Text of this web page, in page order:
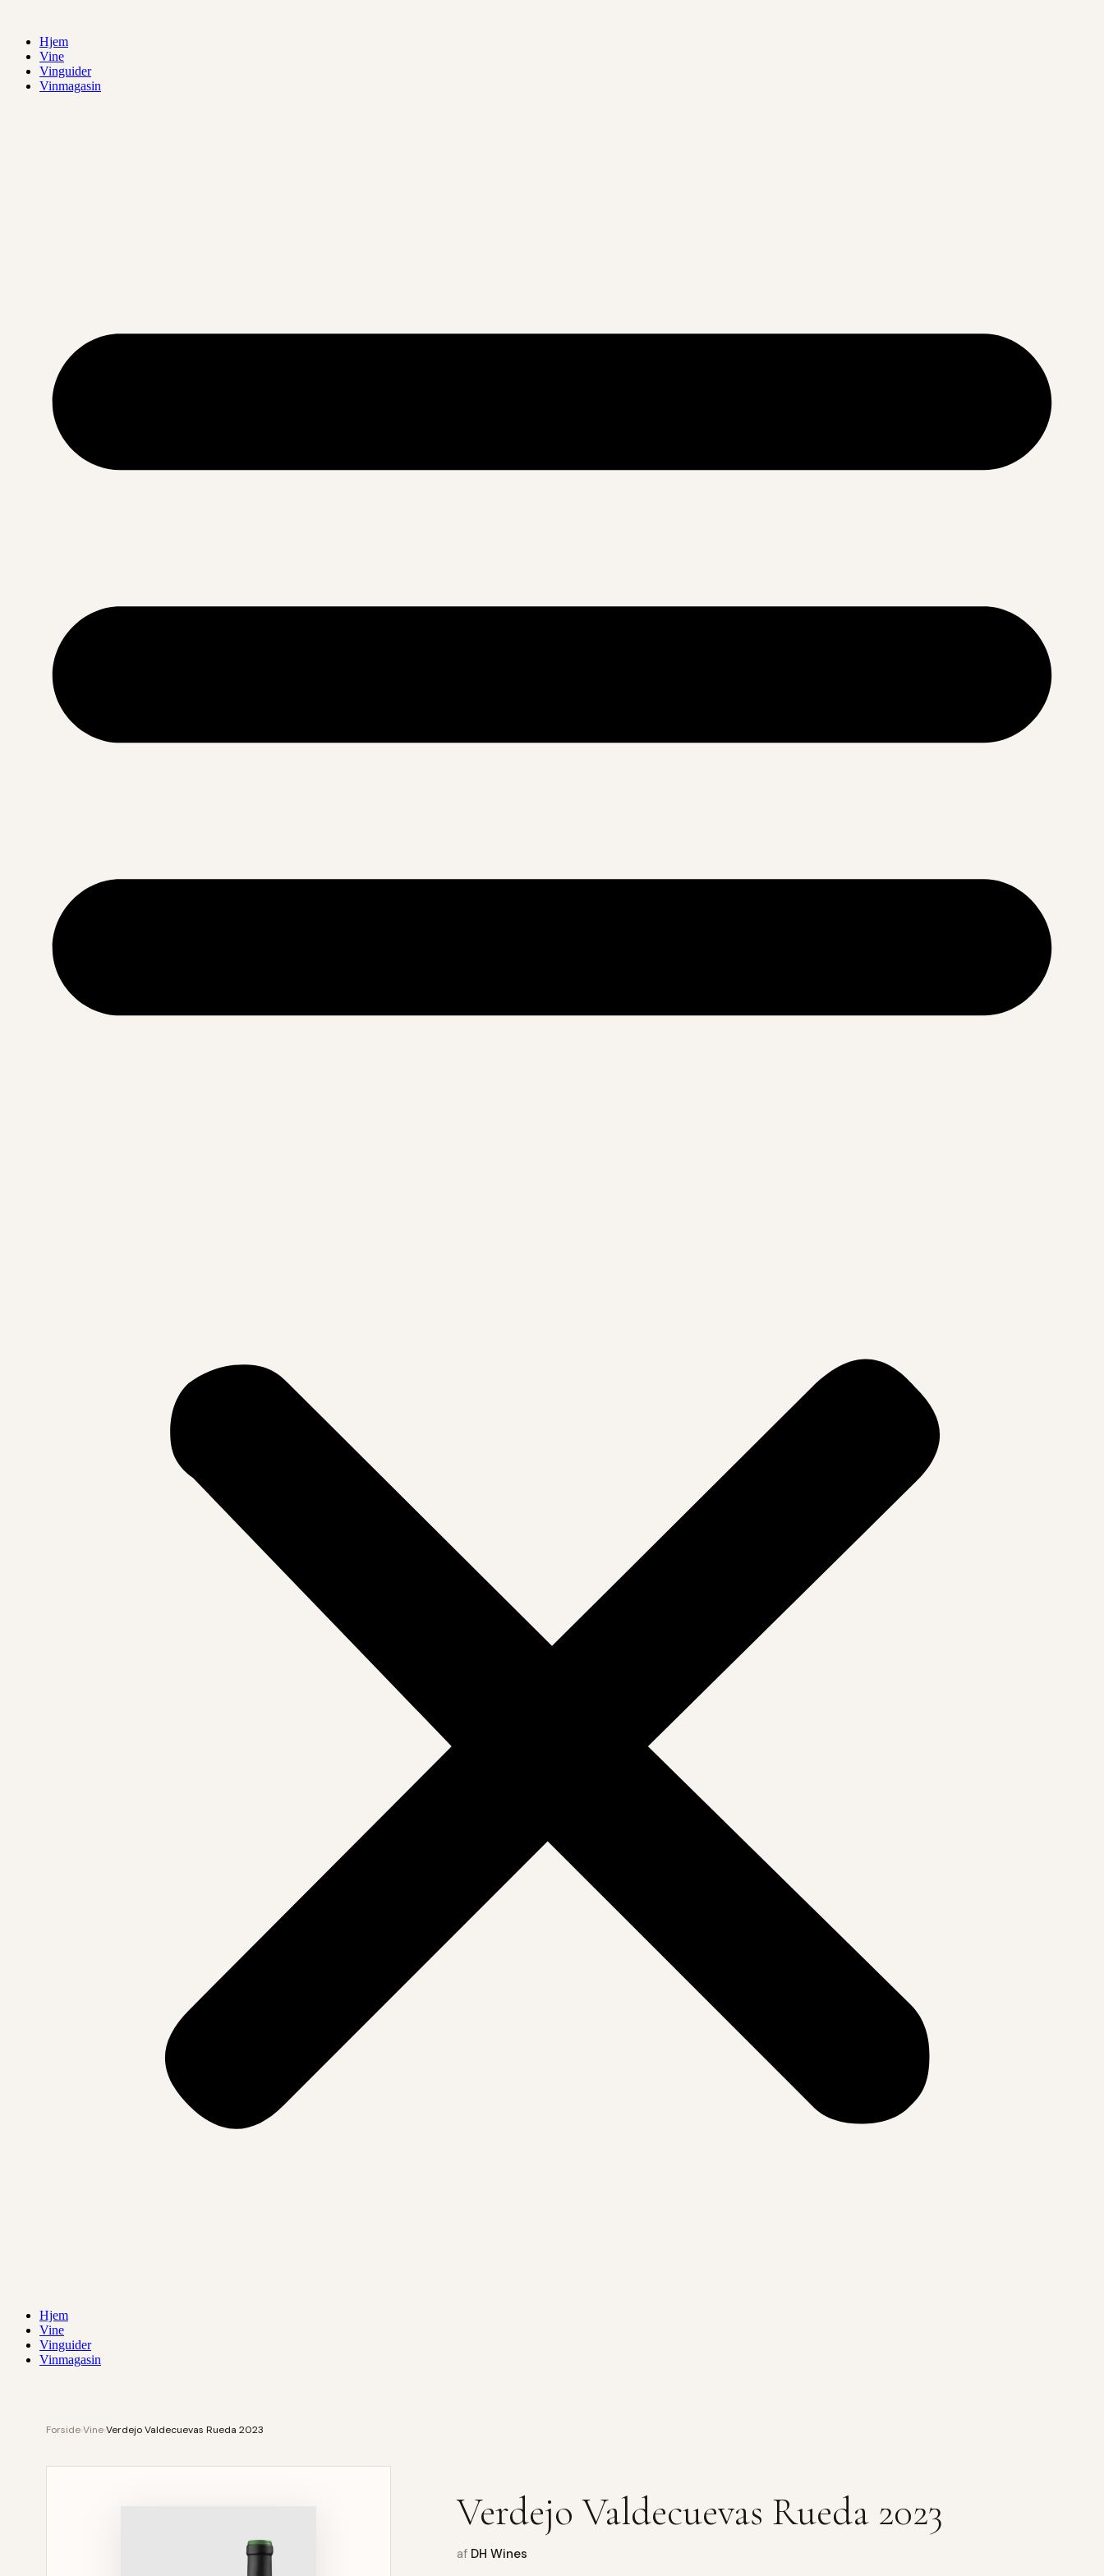
indholdHjem
Vine
Vinguider
Vinmagasin
Hjem
Vine
Vinguider
Vinmagasin
ForsideVineVerdejo Valdecuevas Rueda 2023
Verdejo Valdecuevas Rueda 2023
af DH Wines